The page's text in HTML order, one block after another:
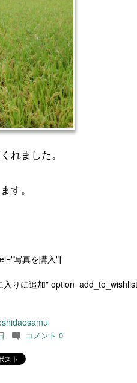
れました。
す。
写真を購入"]
りに追加"
c コメント 0